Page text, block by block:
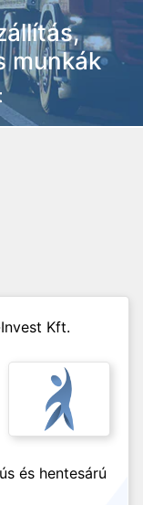
munkák
Kft.
és hentesárú